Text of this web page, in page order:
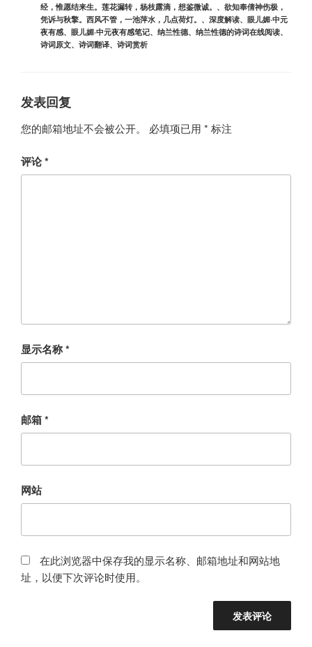
经，惟愿结来生。莲花漏转，杨枝露滴，想鉴微诚。 、 欲知奉倩神伤极，
凭诉与秋擎。西风不管，一池萍水，几点荷灯。 、 深度解读、 眼儿媚·中元
夜有感、 眼儿媚·中元夜有感笔记、 纳兰性德、 纳兰性德的诗词在线阅读、
诗词原文、 诗词翻译、 诗词赏析
发表回复
您的邮箱地址不会被公开。 必填项已用 * 标注
评论*
显示名称*
邮箱*
网站
在此浏览器中保存我的显示名称、邮箱地址和网站地
址，以便下次评论时使用。